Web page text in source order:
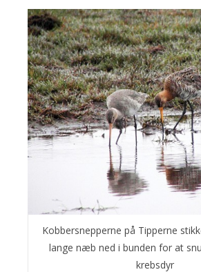
Kobbersnepperne på Tipperne
lange næb ned i bunden for at
krebsdyr